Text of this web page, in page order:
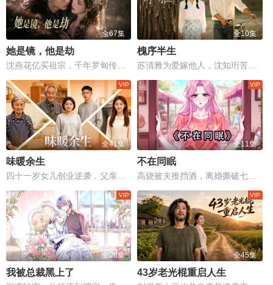
全67集
她是镜，他是劫
全10集
槐序半生
全41集
味暖余生
四十一岁女儿创业逆袭，父亲工地意外生死抉择，温情与现实震撼心灵！
全11集
不在同眠
高烧被夫推挡酒，离婚撕破七年伪装
全28集
我被总裁黑上了
全45集
43岁老光棍重启人生